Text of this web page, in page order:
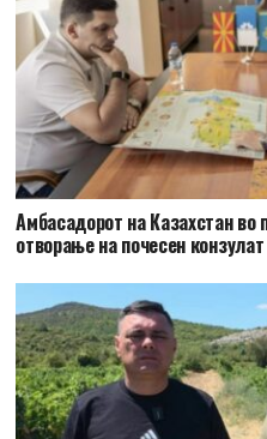
Амбасадорот на Казахстан во
отворање на почесен конзулат